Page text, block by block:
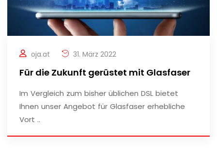
oja.at 31. März 2022
Für die Zukunft gerüstet mit Glasfaser
Im Vergleich zum bisher üblichen DSL bietet
Ihnen unser Angebot für Glasfaser erhebliche
Vort ..